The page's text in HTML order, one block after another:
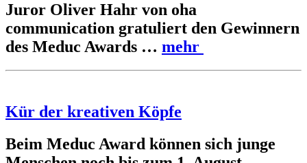
Juror Oliver Hahr von oha
communication gratuliert den Gewinnern
des Meduc Awards … mehr
Kür der kreativen Köpfe
Beim Meduc Award können sich junge